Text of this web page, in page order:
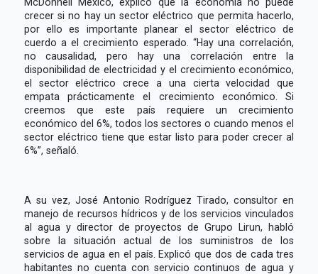
crecer si no hay un sector eléctrico que permita hacerlo,
por ello es importante planear el sector eléctrico de
cuerdo a el crecimiento esperado. “Hay una correlación,
no causalidad, pero hay una correlación entre la
disponibilidad de electricidad y el crecimiento económico,
el sector eléctrico crece a una cierta velocidad que
empata prácticamente el crecimiento económico. Si
creemos que este país requiere un crecimiento
económico del 6%, todos los sectores o cuando menos el
sector eléctrico tiene que estar listo para poder crecer al
6%”, señaló.
A su vez, José Antonio Rodríguez Tirado, consultor en
manejo de recursos hídricos y de los servicios vinculados
al agua y director de proyectos de Grupo Lirun, habló
sobre la situación actual de los suministros de los
servicios de agua en el país. Explicó que dos de cada tres
habitantes no cuenta con servicio continuos de agua y